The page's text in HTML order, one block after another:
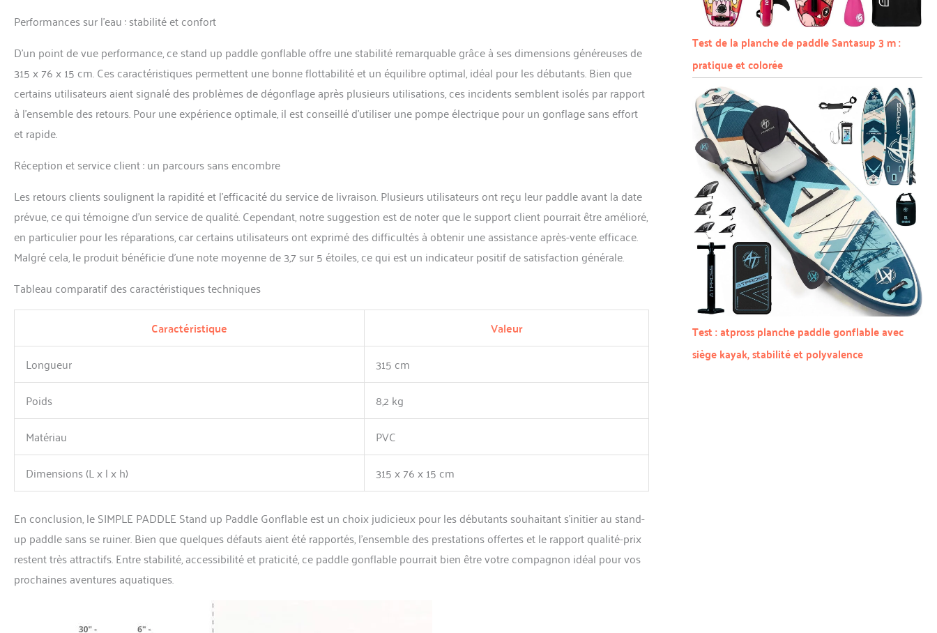
Performances sur l’eau : stabilité et confort
D’un point de vue performance, ce stand up paddle gonflable offre une stabilité remarquable grâce à ses dimensions généreuses de
315 x 76 x 15 cm. Ces caractéristiques permettent une bonne flottabilité et un équilibre optimal, idéal pour les débutants. Bien que
certains utilisateurs aient signalé des problèmes de dégonflage après plusieurs utilisations, ces incidents semblent isolés par rapport
à l’ensemble des retours. Pour une expérience optimale, il est conseillé d’utiliser une pompe électrique pour un gonflage sans effort
et rapide.
Réception et service client : un parcours sans encombre
Les retours clients soulignent la rapidité et l’efficacité du service de livraison. Plusieurs utilisateurs ont reçu leur paddle avant la date
prévue, ce qui témoigne d’un service de qualité. Cependant, notre suggestion est de noter que le support client pourrait être amélioré,
en particulier pour les réparations, car certains utilisateurs ont exprimé des difficultés à obtenir une assistance après-vente efficace.
Malgré cela, le produit bénéficie d’une note moyenne de 3,7 sur 5 étoiles, ce qui est un indicateur positif de satisfaction générale.
Tableau comparatif des caractéristiques techniques
Caractéristique Valeur
Longueur
315 cm
Poids
8,2 kg
Matériau
PVC
Dimensions (L x l x h)
315 x 76 x 15 cm
En conclusion, le SIMPLE PADDLE Stand up Paddle Gonflable est un choix judicieux pour les débutants souhaitant s’initier au stand-
up paddle sans se ruiner. Bien que quelques défauts aient été rapportés, l’ensemble des prestations offertes et le rapport qualité-prix
restent très attractifs. Entre stabilité, accessibilité et praticité, ce paddle gonflable pourrait bien être votre compagnon idéal pour vos
prochaines aventures aquatiques.
Test de la planche de paddle Santasup 3 m :
pratique et colorée
Test : atpross planche paddle gonflable avec
siège kayak, stabilité et polyvalence